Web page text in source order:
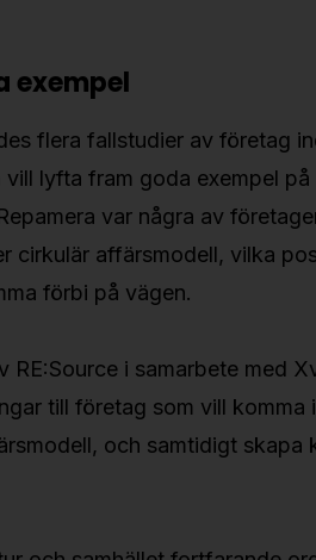
exempel
flera fallstudier av företag
lyfta fram goda exempel
var några av
cirkulär affärsmodell, vilka
förbi på vägen.
RE:Source i samarbete med
till företag som vill komma
och samtidigt skapa